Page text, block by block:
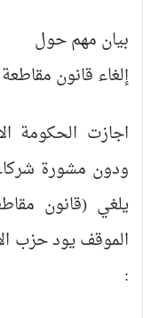
بيان مهم حول
إلغاء قانون
اجازت الحكومة
الموقف يود حزب
: